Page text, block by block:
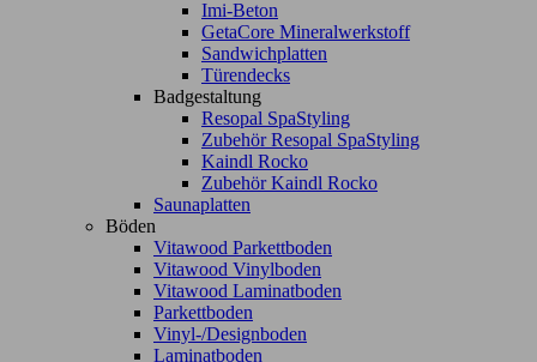
Imi-Beton
GetaCore Mineralwerkstoff
Sandwichplatten
Türendecks
Badgestaltung
Resopal SpaStyling
Zubehör Resopal SpaStyling
Kaindl Rocko
Zubehör Kaindl Rocko
Saunaplatten
Böden
Vitawood Parkettboden
Vitawood Vinylboden
Vitawood Laminatboden
Parkettboden
Vinyl-/Designboden
Laminatboden